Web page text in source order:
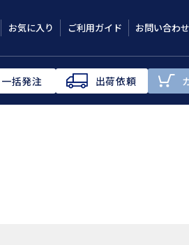
お気に入り ご利用ガイド お問い合わせ
一括発注 出荷依頼